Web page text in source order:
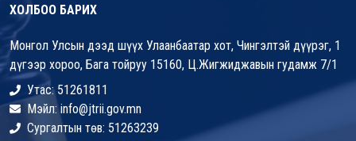
ХОЛБОО БАРИХ
Монгол Улсын дээд шүүх Улаанбаатар хот, Чингэлтэй дүүрэг, 1
дүгээр хороо, Бага тойруу 15160, Ц.Жигжиджавын гудамж 7/1
Утас: 51261811
Мэйл: info@jtrii.gov.mn
Сургалтын төв: 51263239